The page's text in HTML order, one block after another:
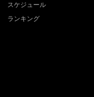
スケジュール
ランキング